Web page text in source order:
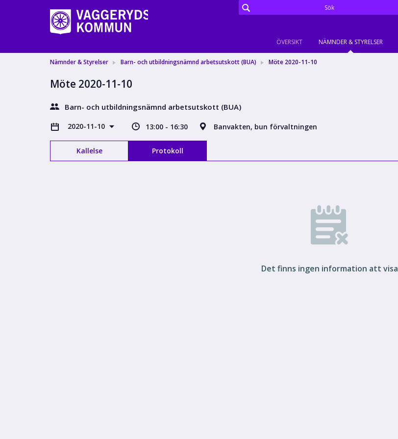
ÖVERSIKT NÄMNDER & STYRELSER
Nämnder & Styrelser Barn- och utbildningsnämnd arbetsutskott (BUA) Möte 2020-11-10
Möte 2020-11-10
Barn- och utbildningsnämnd arbetsutskott (BUA)
2020-11-10 13:00 - 16:30 Banvakten, bun förvaltningen
Kallelse Protokoll
Det finns ingen information att visa